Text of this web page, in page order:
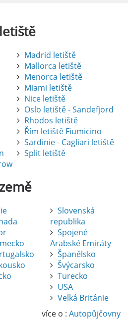
Madrid letiště
Mallorca letiště
Menorca letiště
Miami letiště
Nice letiště
Oslo letiště - Sandefjord
Rhodos letiště
Řím letiště Fiumicino
Sardinie - Cagliari letiště
Split letiště
Slovenská
republika
Spojené
Arabské Emiráty
Španělsko
Švýcarsko
Turecko
USA
Velká Británie
více o : Autopůjčovny
na letišti Alicante
letišti v Alicante je výborný
objevovat město i jeho